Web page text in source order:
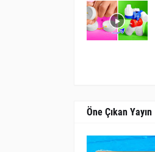
Öne Çıkan Yayın